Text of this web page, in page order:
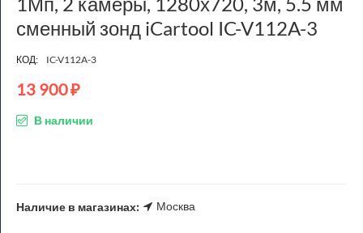
сменный зонд iCartool IC-V112A-3
КОД: IC-V112A-3
13 900₽
В наличии
Наличие в магазинах: Москва